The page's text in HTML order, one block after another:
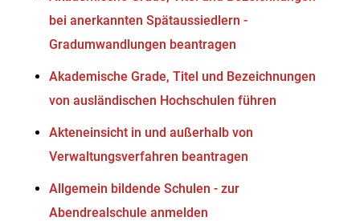
bei anerkannten Spätaussiedlern -
Gradumwandlungen beantragen
Akademische Grade, Titel und Bezeichnungen
von ausländischen Hochschulen führen
Akteneinsicht in und außerhalb von
Verwaltungsverfahren beantragen
Allgemein bildende Schulen - zur
Abendrealschule anmelden